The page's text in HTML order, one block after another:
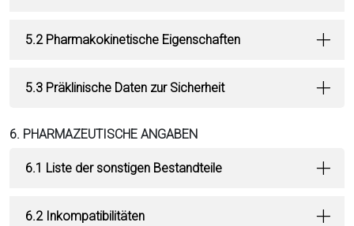
5.2 Pharmakokinetische Eigenschaften
5.3 Präklinische Daten zur Sicherheit
6. PHARMAZEUTISCHE ANGABEN
6.1 Liste der sonstigen Bestandteile
6.2 Inkompatibilitäten